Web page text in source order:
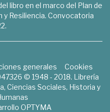
libro en el marco del Plan de
y Resiliencia. Convocatoria
generales
Cookies
© 1948 - 2018. Librería
Ciencias Sociales, Historia y
OPTYMA